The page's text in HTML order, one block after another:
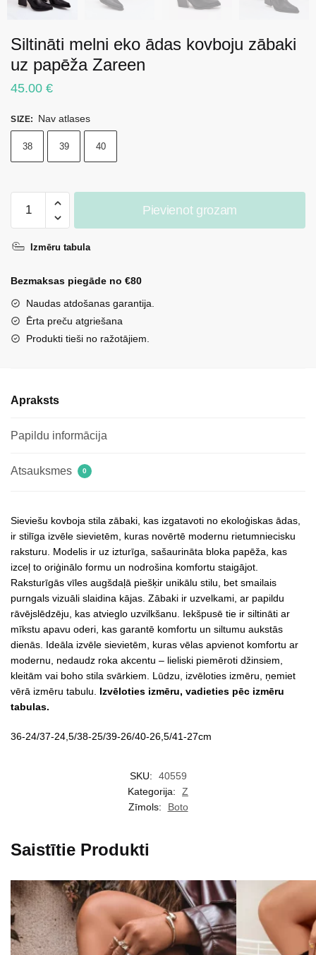
Siltināti melni eko ādas kovboju zābaki
uz papēža Zareen
45.00 €
SIZE: Nav atlases
38 39 40
melni
ādas
zābaki
uz
papēža
Zareen
Pievienot grozam
Izmēru tabula
Bezmaksas piegāde no €80
Naudas atdošanas garantija.
Ērta preču atgriešana
Produkti tieši no ražotājiem.
Apraksts
Papildu informācija
Atsauksmes 0
Sieviešu kovboja stila zābaki, kas izgatavoti no ekoloģiskas ādas,
ir stilīga izvēle sievietēm, kuras novērtē modernu rietumniecisku
raksturu. Modelis ir uz izturīga, sašaurināta bloka papēža, kas
izceļ to oriģinālo formu un nodrošina komfortu staigājot.
Raksturīgās vīles augšdaļā piešķir unikālu stilu, bet smailais
purngals vizuāli slaidina kājas. Zābaki ir uzvelkami, ar papildu
rāvējslēdzēju, kas atvieglo uzvilkšanu. Iekšpusē tie ir siltināti ar
mīkstu apavu oderi, kas garantē komfortu un siltumu aukstās
dienās. Ideāla izvēle sievietēm, kuras vēlas apvienot komfortu ar
modernu, nedaudz roka akcentu – lieliski piemēroti džinsiem,
kleitām vai boho stila svārkiem. Lūdzu, izvēloties izmēru, ņemiet
vērā izmēru tabulu. Izvēloties izmēru, vadieties pēc izmēru
tabulas.
36-24/37-24,5/38-25/39-26/40-26,5/41-27cm
SKU:
40559
Kategorija:
Z
Zīmols:
Boto
Saistītie Produkti